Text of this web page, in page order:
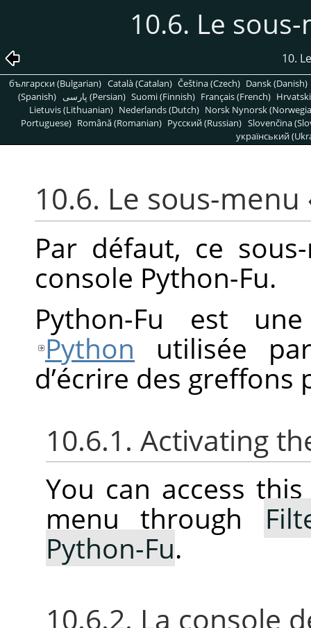
10.6. Le
10.
български (Bulgarian) Català (Catalan) Čeština (Czech) Dansk (Danish)
(Spanish)
پارسی (Persian) Suomi (Finnish) Français (French)
Lietuvis (Lithuanian) Nederlands (Dutch) Norsk Nynorsk
Portuguese) Română (Romanian) Pусский (Russian) Slovenčina
український
10.6. Le sous-menu
Par défaut, ce
console Python-Fu.
Python-Fu est
Python utilisée
d’écrire des
10.6.1. Activating
You can access
menu through
Python-Fu.
10.6.2. La console